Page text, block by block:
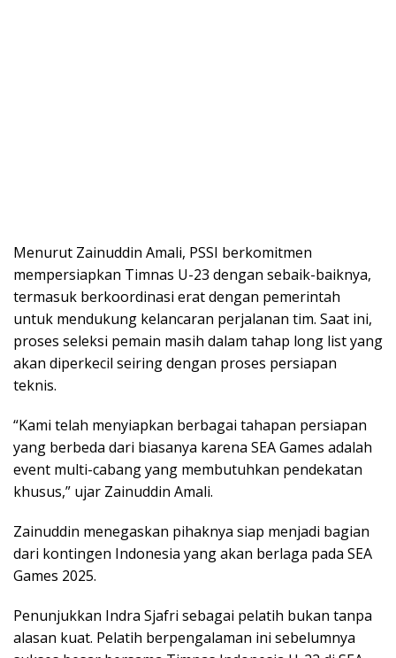
Menurut Zainuddin Amali, PSSI berkomitmen
mempersiapkan Timnas U-23 dengan sebaik-baiknya,
termasuk berkoordinasi erat dengan pemerintah
untuk mendukung kelancaran perjalanan tim. Saat ini,
proses seleksi pemain masih dalam tahap long list yang
akan diperkecil seiring dengan proses persiapan
teknis.
“Kami telah menyiapkan berbagai tahapan persiapan
yang berbeda dari biasanya karena SEA Games adalah
event multi-cabang yang membutuhkan pendekatan
khusus,” ujar Zainuddin Amali.
Zainuddin menegaskan pihaknya siap menjadi bagian
dari kontingen Indonesia yang akan berlaga pada SEA
Games 2025.
Penunjukkan Indra Sjafri sebagai pelatih bukan tanpa
alasan kuat. Pelatih berpengalaman ini sebelumnya